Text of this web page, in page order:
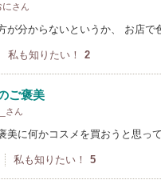
にさん
が分からないというか、 お店
私も知りたい！ 2
ご褒美
さん
美に何かコスメを買おうと思
私も知りたい！ 5